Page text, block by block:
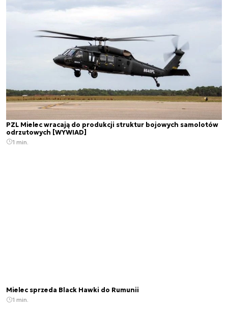
PZL Mielec wracają do produkcji struktur bojowych samolotów
odrzutowych [WYWIAD]
1 min.
Mielec sprzeda Black Hawki do Rumunii
1 min.